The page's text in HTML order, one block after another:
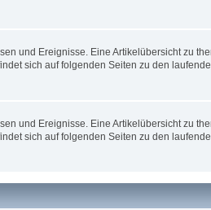
und Ereignisse. Eine Artikelübersicht zu
sich auf folgenden Seiten zu den
und Ereignisse. Eine Artikelübersicht zu
sich auf folgenden Seiten zu den